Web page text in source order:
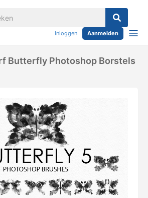
Inloggen Aanmelden
Butterfly Photoshop Borstels